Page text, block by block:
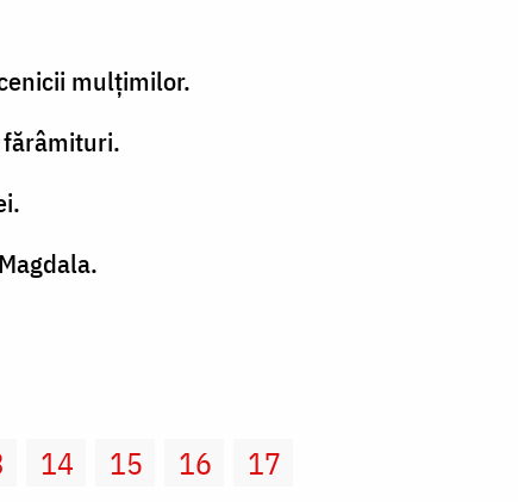
mulţimilor.
fărâmituri.
14 15 16
17